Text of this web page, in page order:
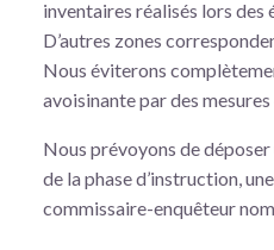
inventaires réalisés lors des
D’autres zones
Nous éviterons
avoisinante par des mesures
Nous prévoyons de
de la phase d’instruction,
commissaire-enquêteur